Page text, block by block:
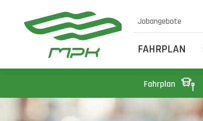
Jobangebote
FAHRPLAN
Fahrplan